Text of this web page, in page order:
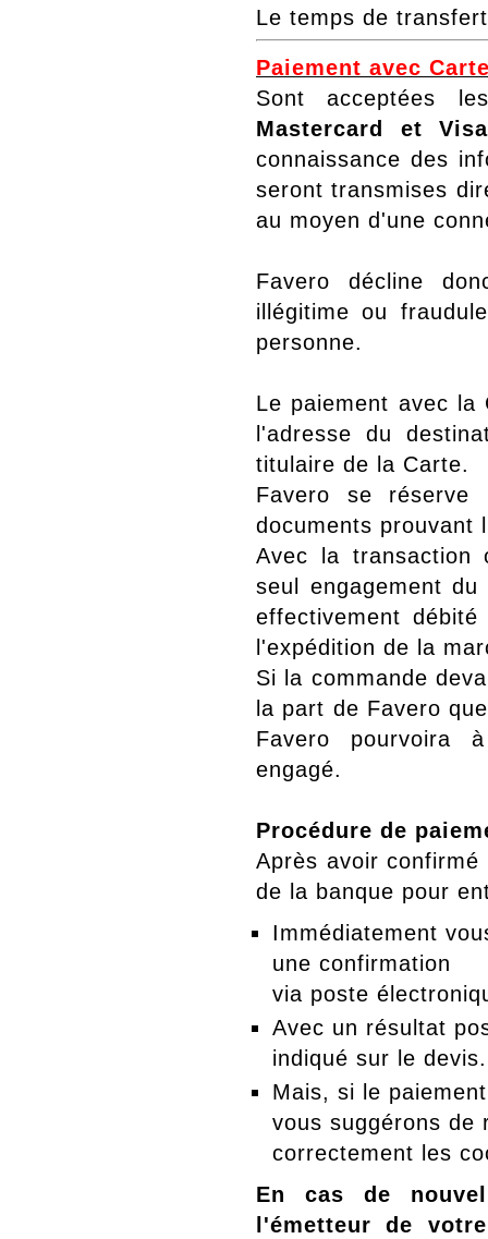
Le temps de
Paiement avec
Sont acceptées
Mastercard et Visa
connaissance des
seront transmises
au moyen d'une
Favero décline
illégitime ou
personne.
Le paiement avec
l'adresse du
titulaire de la Carte.
Favero se réserve
documents prouvant
Avec la transaction
seul engagement
effectivement
l'expédition de la
Si la commande
la part de Favero
Favero pourvoira
engagé.
Procédure de
Après avoir
de la banque pour
Immédiatement
une confirmation
via poste
Avec un résultat
indiqué sur le devis.
Mais, si le
vous suggérons de
correctement les
En cas de
l'émetteur de